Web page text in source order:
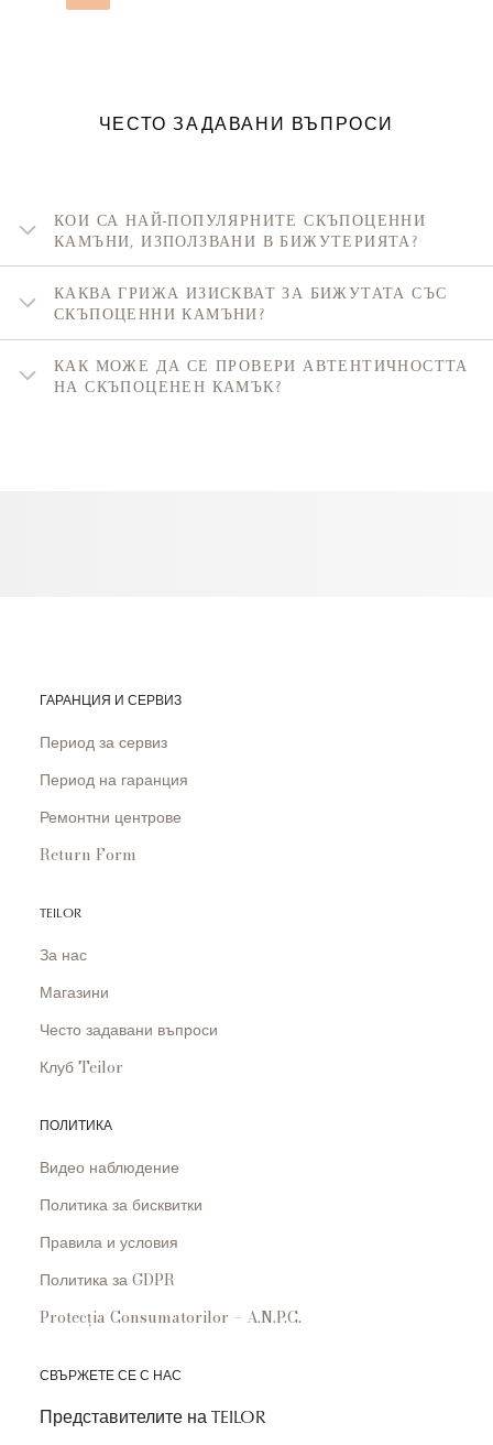
ЧЕСТО ЗАДАВАНИ ВЪПРОСИ
КОИ СА НАЙ-ПОПУЛЯРНИТЕ СКЪПОЦЕННИ
КАМЪНИ, ИЗПОЛЗВАНИ В БИЖУТЕРИЯТА?
КАКВА ГРИЖА ИЗИСКВАТ ЗА БИЖУТАТА СЪС
СКЪПОЦЕННИ КАМЪНИ?
КАК МОЖЕ ДА СЕ ПРОВЕРИ АВТЕНТИЧНОСТТА
НА СКЪПОЦЕНЕН КАМЪК?
ГАРАНЦИЯ И СЕРВИЗ
Период за сервиз
Период на гаранция
Ремонтни центрове
Return Form
TEILOR
За нас
Магазини
Често задавани въпроси
Клуб Teilor
ПОЛИТИКА
Видео наблюдение
Политика за бисквитки
Правила и условия
Политика за GDPR
Protecția Consumatorilor – A.N.P.C.
СВЪРЖЕТЕ СЕ С НАС
Представителите на TEILOR